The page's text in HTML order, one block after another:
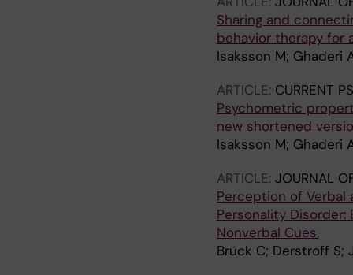
Sharing and
behavior therapy for
Isaksson M; Ghaderi
ARTICLE: CURRENT
Psychometric
new shortened
Isaksson M; Ghaderi
ARTICLE: JOURNAL
Perception of Verbal
Personality Disorder:
Nonverbal Cues.
Brück C; Derstroff S;